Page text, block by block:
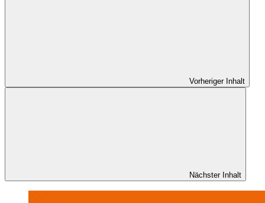
Vorheriger Inhalt
Nächster Inhalt